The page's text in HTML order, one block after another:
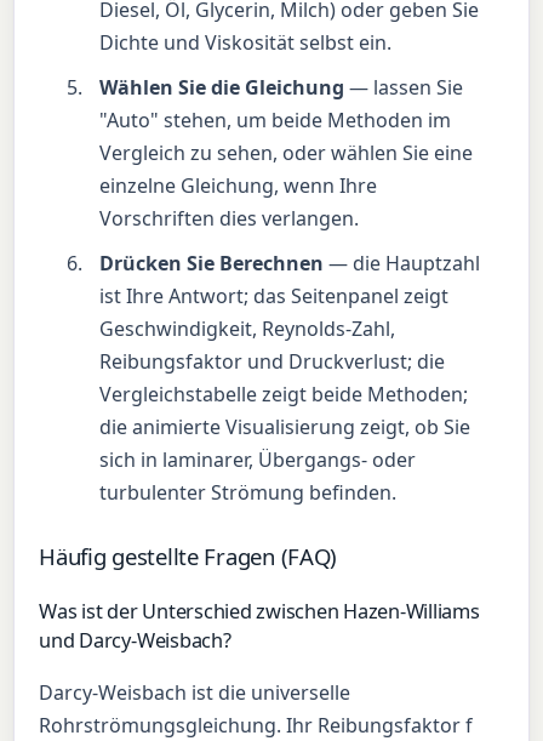
Diesel, Öl, Glycerin, Milch) oder geben Sie
Dichte und Viskosität selbst ein.
Wählen Sie die Gleichung — lassen Sie
"Auto" stehen, um beide Methoden im
Vergleich zu sehen, oder wählen Sie eine
einzelne Gleichung, wenn Ihre
Vorschriften dies verlangen.
Drücken Sie Berechnen — die Hauptzahl
ist Ihre Antwort; das Seitenpanel zeigt
Geschwindigkeit, Reynolds-Zahl,
Reibungsfaktor und Druckverlust; die
Vergleichstabelle zeigt beide Methoden;
die animierte Visualisierung zeigt, ob Sie
sich in laminarer, Übergangs- oder
turbulenter Strömung befinden.
Häufig gestellte Fragen (FAQ)
Was ist der Unterschied zwischen Hazen-Williams
und Darcy-Weisbach?
Darcy-Weisbach ist die universelle
Rohrströmungsgleichung. Ihr Reibungsfaktor f